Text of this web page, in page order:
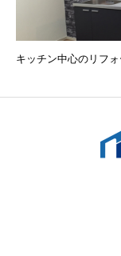
キッチン中心のリフォ